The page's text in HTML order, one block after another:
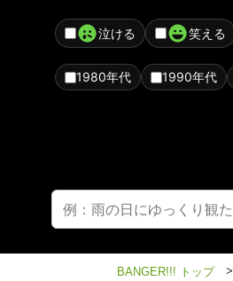
泣ける 笑える
1980年代 1990年代
BANGER!!! トップ >